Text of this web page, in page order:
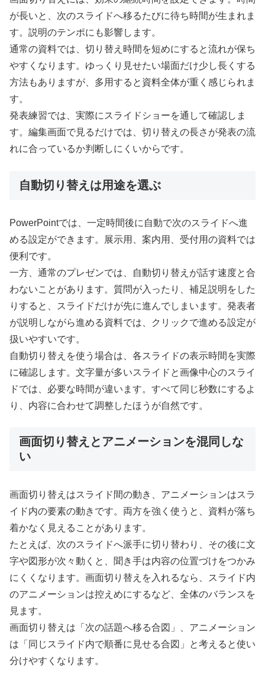
が長いと、次のスライドへ移るたびに待ち時間が生まれま
す。説明のテンポにも影響します。
通常の資料では、切り替え時間を短めにすると流れが保ち
やすくなります。ゆっくり見せたい場面だけ少し長くする
方法もありますが、多用すると資料全体が重く感じられま
す。
発表練習では、実際にスライドショーを通して確認しま
す。編集画面で見るだけでは、切り替えの長さが発表の流
れに合っているか判断しにくいからです。
自動切り替えは用途を選ぶ
PowerPointでは、一定時間後に自動で次のスライドへ進
める設定ができます。展示用、案内用、受付用の資料では
便利です。
一方、通常のプレゼンでは、自動切り替えが話す速度と合
わないことがあります。質問が入ったり、補足説明をした
りすると、スライドだけが先に進んでしまいます。発表者
が説明しながら進める資料では、クリックで進める設定が
扱いやすいです。
自動切り替えを使う場合は、各スライドの表示時間を実際
に確認します。文字量が多いスライドと画像中心のスライ
ドでは、必要な時間が違います。すべて同じ秒数にするよ
り、内容に合わせて調整したほうが自然です。
画面切り替えとアニメーションを混同しな
い
画面切り替えはスライド間の動き、アニメーションはスラ
イド内の要素の動きです。両方を強く使うと、資料が落ち
着かなく見えることがあります。
たとえば、次のスライドへ派手に切り替わり、その後に文
字や図形が次々動くと、聞き手は内容の位置づけをつかみ
にくくなります。画面切り替えを入れるなら、スライド内
のアニメーションは控えめにするなど、全体のバランスを
見ます。
画面切り替えは「次の話題へ移る合図」、アニメーション
は「同じスライド内で順番に見せる合図」と考えると使い
分けやすくなります。